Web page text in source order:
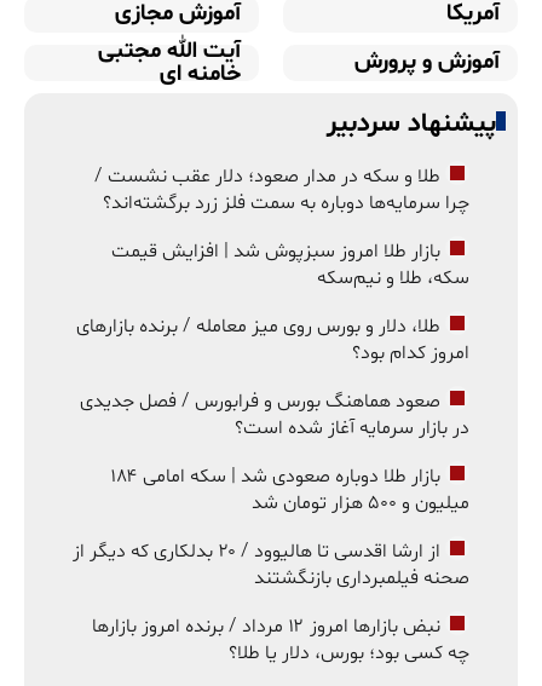
آمریکا
آموزش مجازی
آموزش و پرورش
آیت الله مجتبی
خامنه ای
پیشنهاد سردبیر
طلا و سکه در مدار صعود؛ دلار عقب نشست /
چرا سرمایه‌ها دوباره به سمت فلز زرد برگشته‌اند؟
بازار طلا امروز سبزپوش شد | افزایش قیمت
سکه، طلا و نیم‌سکه
طلا، دلار و بورس روی میز معامله / برنده بازارهای
امروز کدام بود؟
صعود هماهنگ بورس و فرابورس / فصل جدیدی
در بازار سرمایه آغاز شده است؟
بازار طلا دوباره صعودی شد | سکه امامی ۱۸۴
میلیون و ۵۰۰ هزار تومان شد
از ارشا اقدسی تا هالیوود / ۲۰ بدلکاری که دیگر از
صحنه فیلمبرداری بازنگشتند
نبض بازارها امروز ۱۲ مرداد / برنده امروز بازارها
چه کسی بود؛ بورس، دلار یا طلا؟